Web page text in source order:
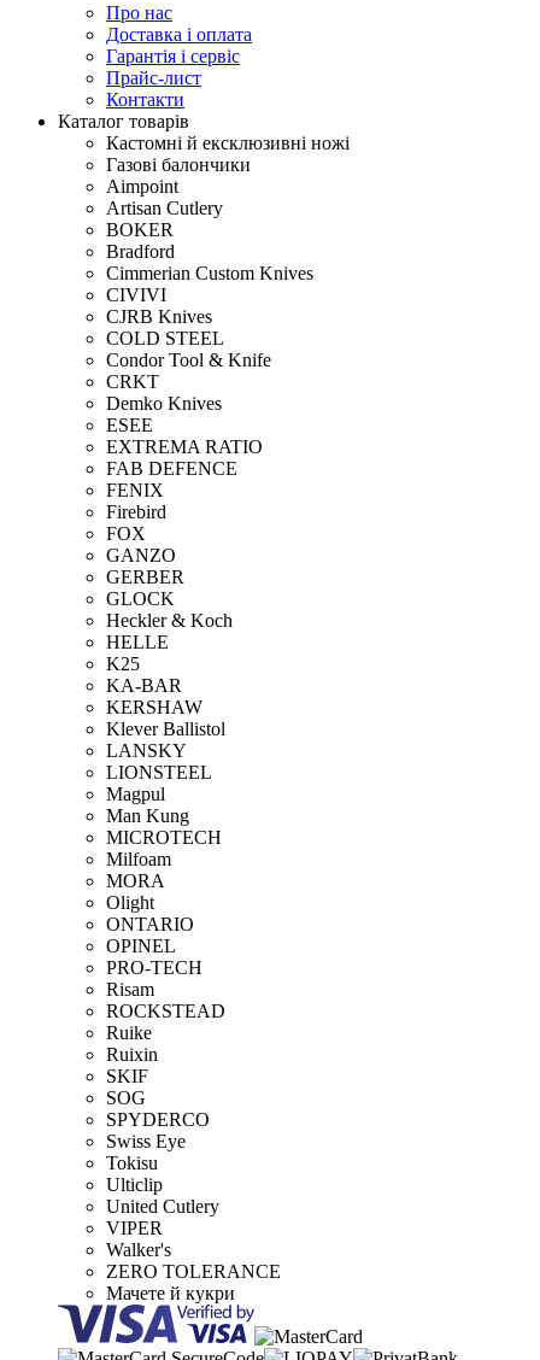
Про нас
Доставка і оплата
Гарантія і сервіс
Прайс-лист
Контакти
Каталог товарів
Кастомні й ексклюзивні ножі
Газові балончики
Aimpoint
Artisan Cutlery
BOKER
Bradford
Cimmerian Custom Knives
CIVIVI
CJRB Knives
COLD STEEL
Condor Tool & Knife
CRKT
Demko Knives
ESEE
EXTREMA RATIO
FAB DEFENCE
FENIX
Firebird
FOX
GANZO
GERBER
GLOCK
Heckler & Koch
HELLE
K25
KA-BAR
KERSHAW
Klever Ballistol
LANSKY
LIONSTEEL
Magpul
Man Kung
MICROTECH
Milfoam
MORA
Olight
ONTARIO
OPINEL
PRO-TECH
Risam
ROCKSTEAD
Ruike
Ruixin
SKIF
SOG
SPYDERCO
Swiss Eye
Tokisu
Ulticlip
United Cutlery
VIPER
Walker's
ZERO TOLERANCE
Мачете й кукри